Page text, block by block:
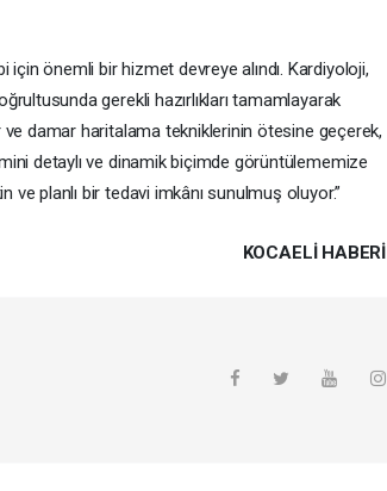
önemli bir hizmet devreye alındı. Kardiyoloji,
gerekli hazırlıkları tamamlayarak
damar haritalama tekniklerinin ötesine geçerek,
detaylı ve dinamik biçimde görüntülememize
ve planlı bir tedavi imkânı sunulmuş oluyor.”
KOCAELI HABERİ